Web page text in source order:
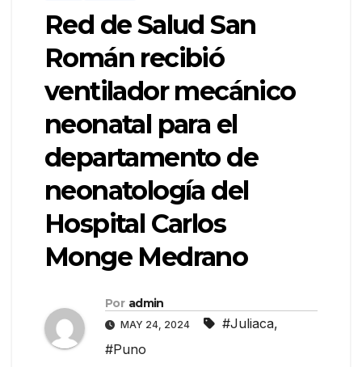
Red de Salud San
Román recibió
ventilador mecánico
neonatal para el
departamento de
neonatología del
Hospital Carlos
Monge Medrano
Por admin
MAY 24, 2024 #Juliaca,
#Puno